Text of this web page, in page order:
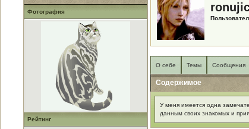
Фотография
Рейтинг
О себе Темы Сообщения
Содержимое
У меня имеется одна
данным своих знакомых и